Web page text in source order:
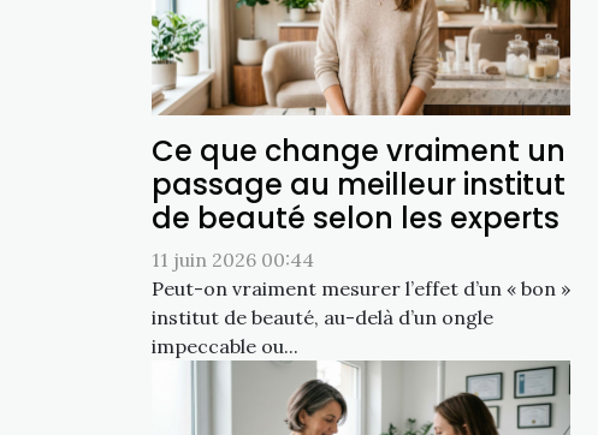
Ce que change vraiment un
passage au meilleur institut
de beauté selon les experts
11 juin 2026 00:44
Peut-on vraiment mesurer l’effet d’un « bon »
institut de beauté, au-delà d’un ongle
impeccable ou...